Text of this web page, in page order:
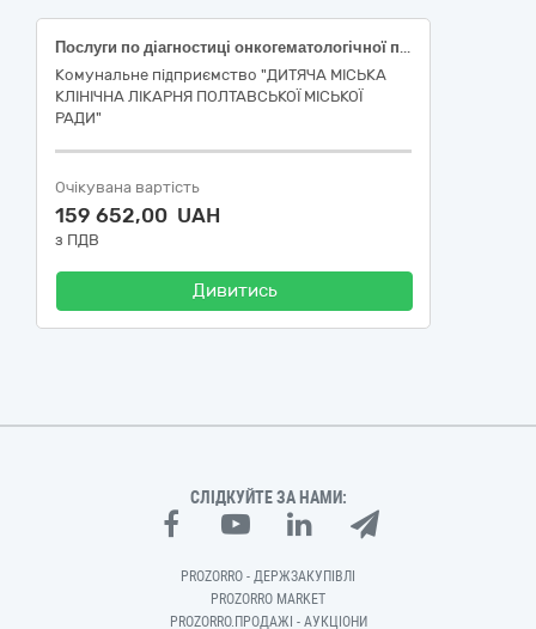
Послуги по діагностиці онкогематологічної патології за кодом ДК 021:2015:85110000-3 - послуги лікувальних закладів та супутні послуги
Комунальне підприємство "ДИТЯЧА МІСЬКА
КЛІНІЧНА ЛІКАРНЯ ПОЛТАВСЬКОЇ МІСЬКОЇ
РАДИ"
Очікувана вартість
159 652,00 UAH
з ПДВ
Дивитись
СЛІДКУЙТЕ ЗА НАМИ:
PROZORRO - ДЕРЖЗАКУПІВЛІ
PROZORRO MARKET
PROZORRO.ПРОДАЖІ - АУКЦІОНИ